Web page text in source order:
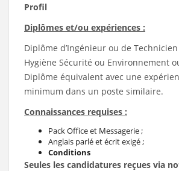
Profil
Diplômes et/ou expériences :
Diplôme d’Ingénieur ou de
Hygiène Sécurité ou Environnement
Diplôme équivalent avec une
minimum dans un poste similaire.
Connaissances requises :
Pack Office et Messagerie ;
Anglais parlé et écrit exigé ;
Conditions
Seules les candidatures reçues via